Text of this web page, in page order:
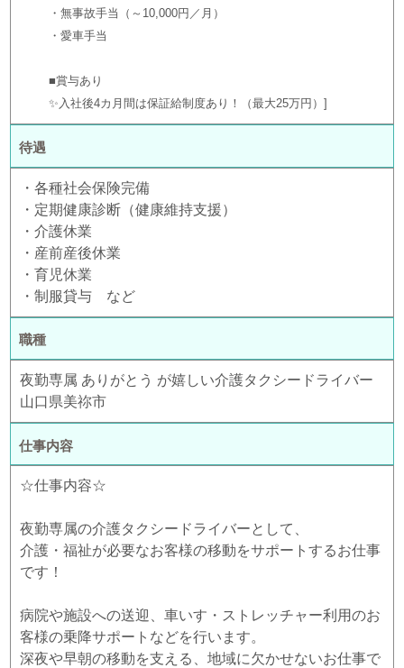
・無事故手当（～10,000円／月）
・愛車手当
■賞与あり
✨入社後4カ月間は保証給制度あり！（最大25万円）
待遇
・各種社会保険完備
・定期健康診断（健康維持支援）
・介護休業
・産前産後休業
・育児休業
・制服貸与 など
職種
夜勤専属 ありがとう が嬉しい介護タクシードライバー
山口県美祢市
仕事内容
☆仕事内容☆
夜勤専属の介護タクシードライバーとして、
介護・福祉が必要なお客様の移動をサポートするお仕事
です！
病院や施設への送迎、車いす・ストレッチャー利用のお
客様の乗降サポートなどを行います。
深夜や早朝の移動を支える、地域に欠かせないお仕事で